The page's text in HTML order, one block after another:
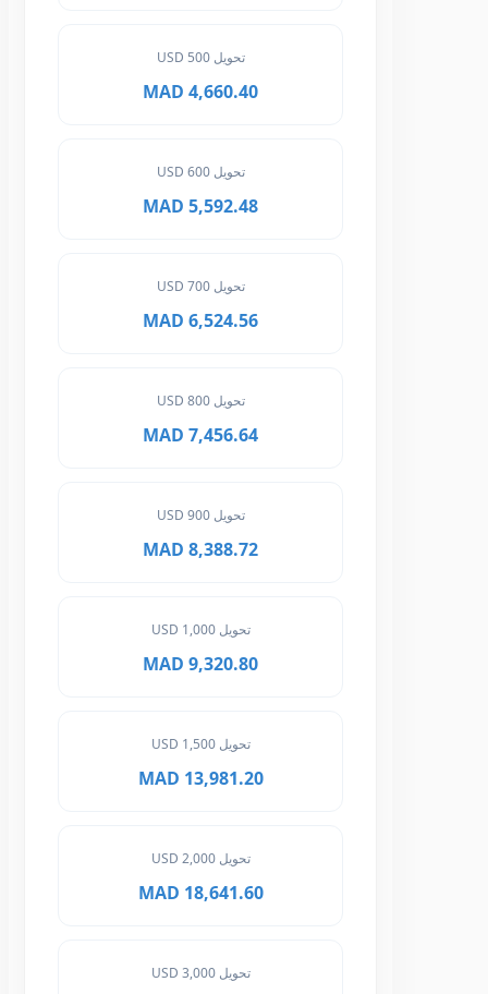
تحويل 500 USD
4,660.40 MAD
تحويل 600 USD
5,592.48 MAD
تحويل 700 USD
6,524.56 MAD
تحويل 800 USD
7,456.64 MAD
تحويل 900 USD
8,388.72 MAD
تحويل 1,000 USD
9,320.80 MAD
تحويل 1,500 USD
13,981.20 MAD
تحويل 2,000 USD
18,641.60 MAD
تحويل 3,000 USD